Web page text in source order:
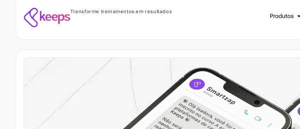
Transforme treinamentos em resultados
Produtos